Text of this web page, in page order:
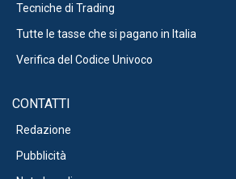
Tecniche di Trading
Tutte le tasse che si pagano in Italia
Verifica del Codice Univoco
CONTATTI
Redazione
Pubblicità